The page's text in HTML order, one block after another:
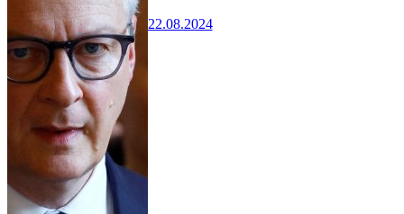
22.08.2024